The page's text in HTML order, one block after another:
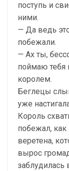
поступь и
ними.
— Да ведь
побежали.
— Ах ты,
поймаю тебя
королем.
Беглецы
уже
Король
побежал, как
веретена,
вырос
заблудилась